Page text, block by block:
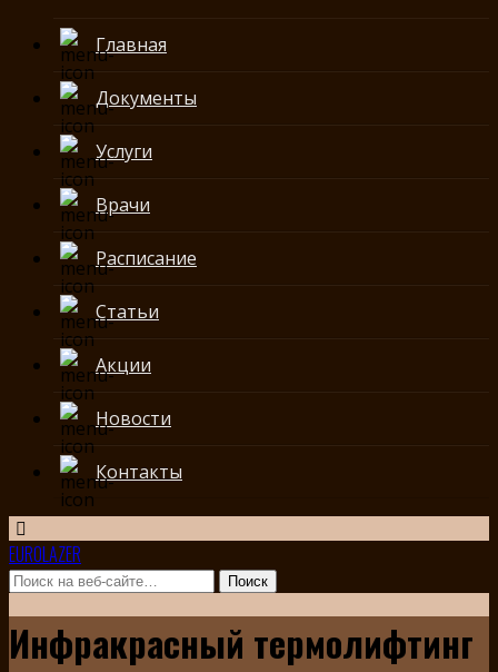
Главная
Документы
Услуги
Врачи
Расписание
Статьи
Акции
Новости
Контакты
EUROLAZER
Инфракрасный термолифтинг